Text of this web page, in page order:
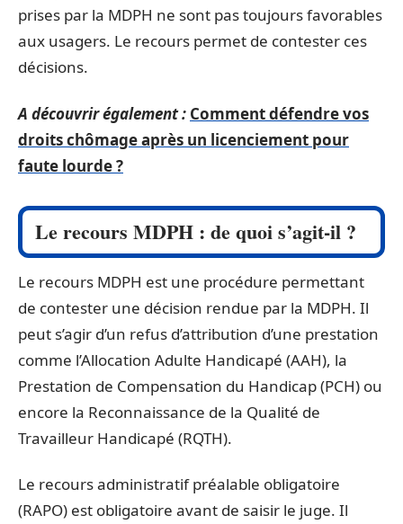
prises par la MDPH ne sont pas toujours favorables
aux usagers. Le recours permet de contester ces
décisions.
A découvrir également : Comment défendre vos
droits chômage après un licenciement pour
faute lourde ?
Le recours MDPH : de quoi s’agit-il ?
Le recours MDPH est une procédure permettant
de contester une décision rendue par la MDPH. Il
peut s’agir d’un refus d’attribution d’une prestation
comme l’Allocation Adulte Handicapé (AAH), la
Prestation de Compensation du Handicap (PCH) ou
encore la Reconnaissance de la Qualité de
Travailleur Handicapé (RQTH).
Le recours administratif préalable obligatoire
(RAPO) est obligatoire avant de saisir le juge. Il